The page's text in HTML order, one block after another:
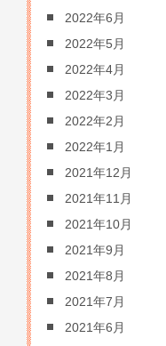
2022年6月
2022年5月
2022年4月
2022年3月
2022年2月
2022年1月
2021年12月
2021年11月
2021年10月
2021年9月
2021年8月
2021年7月
2021年6月